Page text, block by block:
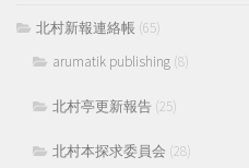
北村新報連絡帳 (65)
arumatik publishing (8)
北村亭更新報告 (25)
北村本探求委員会 (28)